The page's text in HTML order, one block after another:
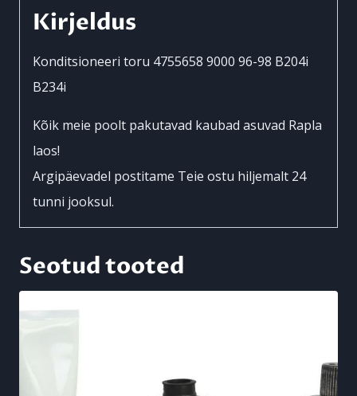
B204i
B234i
kogus
Kirjeldus
Konditsioneeri toru 4755658 9000 96-98 B204i
B234i
Kõik meie poolt pakutavad kaubad asuvad Rapla
laos!
Argipäevadel postitame Teie ostu hiljemalt 24
tunni jooksul.
Seotud tooted